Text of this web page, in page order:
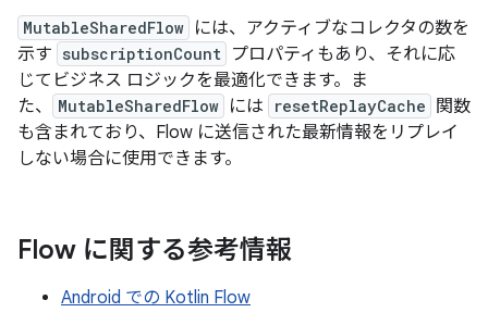
MutableSharedFlow には、アクティブなコレクタの数を
示す subscriptionCount プロパティもあり、それに応
じてビジネス ロジックを最適化できます。ま
た、
MutableSharedFlow には resetReplayCache
関数
も含まれており、Flow に送信された最新情報をリプレイ
しない場合に使用できます。
Flow に関する参考情報
Android での Kotlin Flow